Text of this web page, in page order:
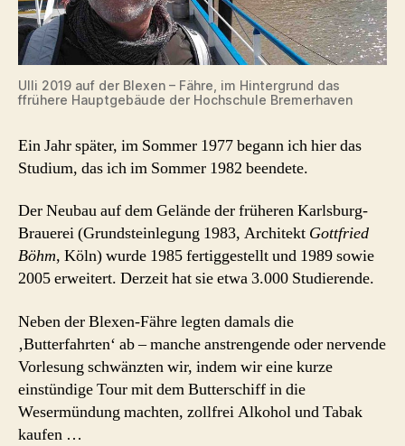
Ulli 2019 auf der Blexen – Fähre, im Hintergrund das
ffrühere Hauptgebäude der Hochschule Bremerhaven
Ein Jahr später, im Sommer 1977 begann ich hier das
Studium, das ich im Sommer 1982 beendete.
Der Neubau auf dem Gelände der früheren Karlsburg-
Brauerei (Grundsteinlegung 1983, Architekt Gottfried
Böhm, Köln) wurde 1985 fertiggestellt und 1989 sowie
2005 erweitert. Derzeit hat sie etwa 3.000 Studierende.
Neben der Blexen-Fähre legten damals die
‚Butterfahrten‘ ab – manche anstrengende oder nervende
Vorlesung schwänzten wir, indem wir eine kurze
einstündige Tour mit dem Butterschiff in die
Wesermündung machten, zollfrei Alkohol und Tabak
kaufen …